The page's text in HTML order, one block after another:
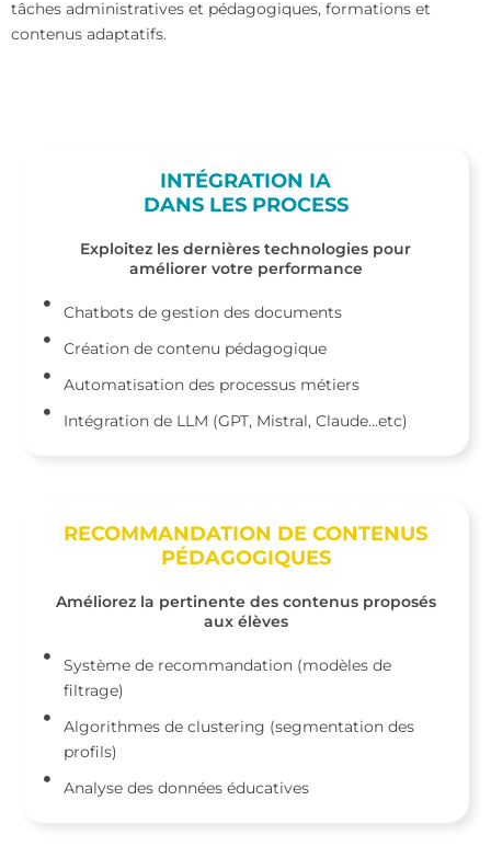
tâches administratives et pédagogiques, formations et
contenus adaptatifs.
INTÉGRATION IA
DANS LES PROCESS
Exploitez les dernières technologies pour
améliorer votre performance
Chatbots de gestion des documents
Création de contenu pédagogique
Automatisation des processus métiers
Intégration de LLM (GPT, Mistral, Claude...etc)
RECOMMANDATION DE CONTENUS
PÉDAGOGIQUES​
Améliorez la pertinente des contenus proposés
aux élèves
Système de recommandation (modèles de
filtrage)
Algorithmes de clustering (segmentation des
profils)
Analyse des données éducatives